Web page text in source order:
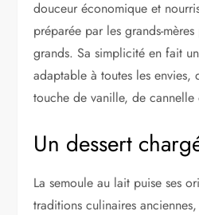
douceur économique et
préparée par les grands-
grands. Sa simplicité en fait
adaptable à toutes les envies,
touche de vanille, de cannelle
Un dessert
La semoule au lait puise ses
traditions culinaires